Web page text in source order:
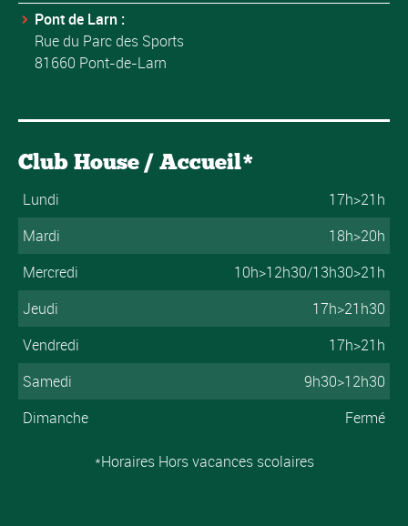
Pont de Larn :
Rue du Parc des Sports
81660 Pont-de-Larn
Club House / Accueil*
Lundi
17h>21h
Mardi
18h>20h
Mercredi
10h>12h30/13h30>21h
Jeudi
17h>21h30
Vendredi
17h>21h
Samedi
9h30>12h30
Dimanche
Fermé
*Horaires Hors vacances scolaires